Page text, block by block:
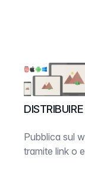
DISTRIBUIRE
Pubblica sul
tramite link o